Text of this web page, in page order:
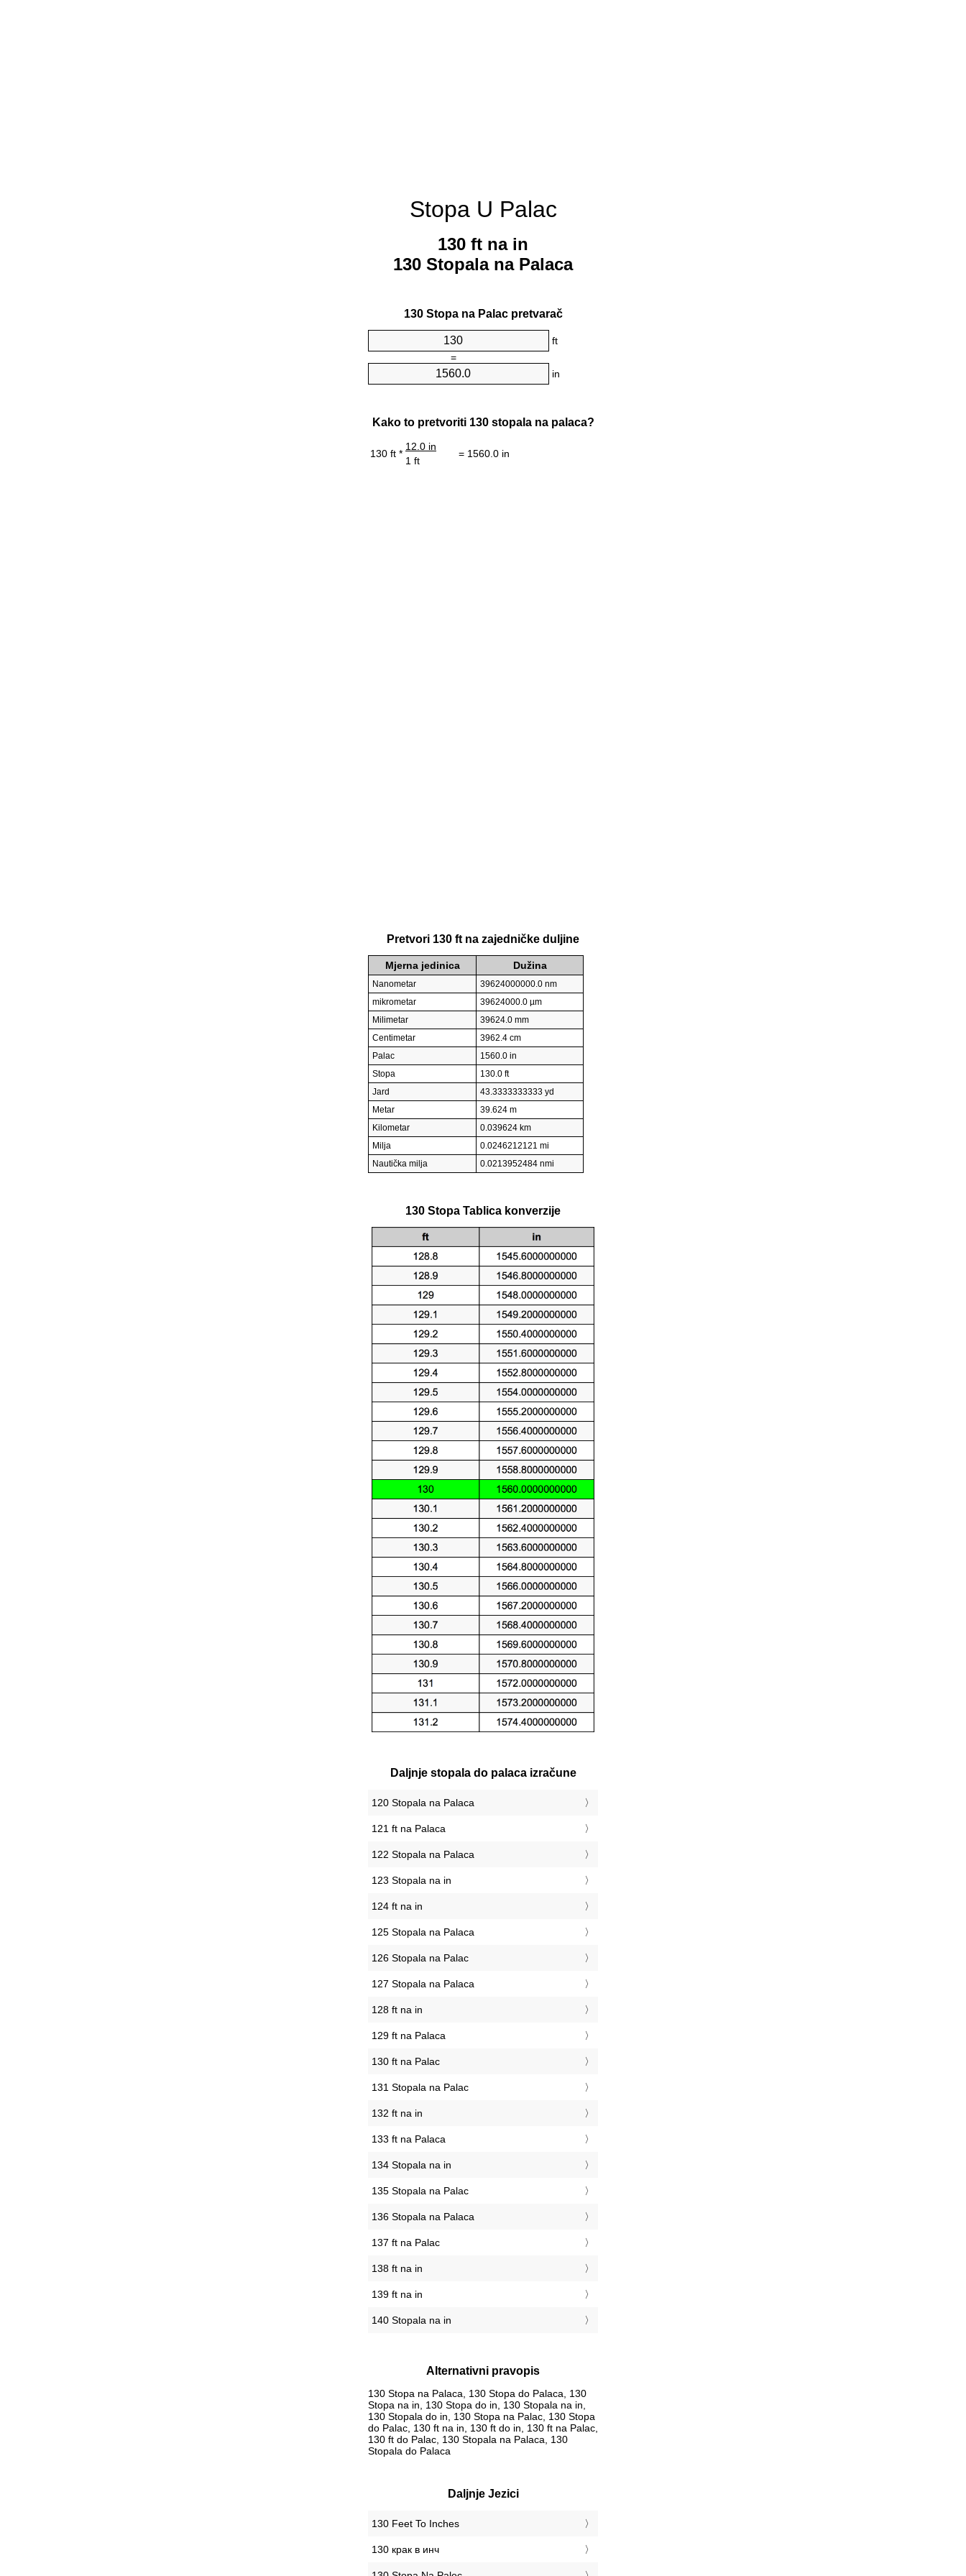
Stopa U Palac
130 ft na in
130 Stopala na Palaca
130 Stopa na Palac pretvarač
ft
=
in
Kako to pretvoriti 130 stopala na palaca?
130 ft *
12.0 in
= 1560.0 in
1 ft
Pretvori 130 ft na zajedničke duljine
Mjerna jedinica Dužina
Nanometar
39624000000.0 nm
mikrometar
39624000.0 µm
Milimetar
39624.0 mm
Centimetar
3962.4 cm
Palac
1560.0 in
Stopa
130.0 ft
Jard
43.3333333333 yd
Metar
39.624 m
Kilometar
0.039624 km
Milja
0.0246212121 mi
Nautička milja
0.0213952484 nmi
130 Stopa Tablica konverzije
Daljnje stopala do palaca izračune
120 Stopala na Palaca
121 ft na Palaca
122 Stopala na Palaca
123 Stopala na in
124 ft na in
125 Stopala na Palaca
126 Stopala na Palac
127 Stopala na Palaca
128 ft na in
129 ft na Palaca
130 ft na Palac
131 Stopala na Palac
132 ft na in
133 ft na Palaca
134 Stopala na in
135 Stopala na Palac
136 Stopala na Palaca
137 ft na Palac
138 ft na in
139 ft na in
140 Stopala na in
Alternativni pravopis
130 Stopa na Palaca, 130 Stopa do Palaca, 130
Stopa na in, 130 Stopa do in, 130 Stopala na in,
130 Stopala do in, 130 Stopa na Palac, 130 Stopa
do Palac, 130 ft na in, 130 ft do in, 130 ft na Palac,
130 ft do Palac, 130 Stopala na Palaca, 130
Stopala do Palaca
Daljnje Jezici
‎130 Feet To Inches
‎130 крак в инч